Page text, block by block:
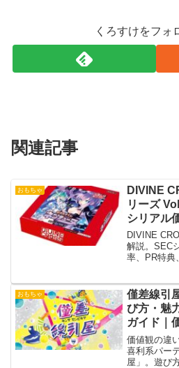
くろすけをフォ
関連記事
おもちゃ
DIVINE
リーズ
シリアル
を徹底解
DIVINE
解説。SEC
率、PR特典
おもちゃ
僅差線引
び方・魅
ガイド｜
き”パー
価値観の違
喜利系パー
屋」。遊び